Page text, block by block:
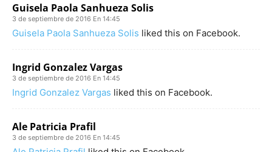
Guisela Paola Sanhueza Solis
3 de septiembre de 2016 En 14:45
Guisela Paola Sanhueza Solis liked this on Facebook.
Ingrid Gonzalez Vargas
3 de septiembre de 2016 En 14:45
Ingrid Gonzalez Vargas liked this on Facebook.
Ale Patricia Prafil
3 de septiembre de 2016 En 14:45